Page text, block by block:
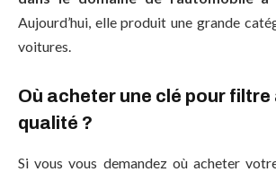
Aujourd’hui, elle produit une grande
voitures.
Où acheter une clé pour filtre
qualité ?
Si vous vous demandez où acheter